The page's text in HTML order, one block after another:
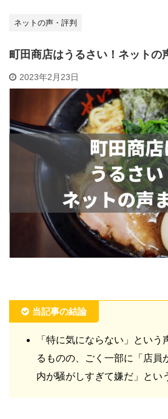
ネットの声・評判
町田商店はうるさい！ネットの
2023年2月23日
当記事の結論
「特に気にならない」という
るものの、ごく一部に「店員
内が騒がしすぎて嫌だ」とい